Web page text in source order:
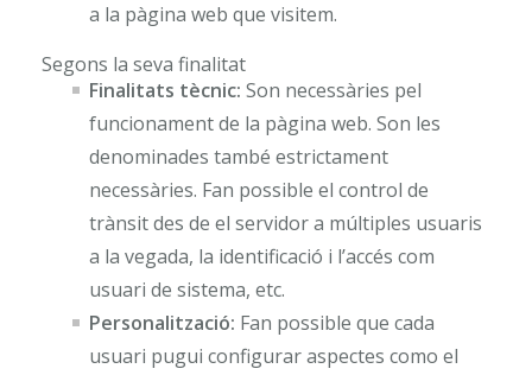
a la pàgina web que visitem.
Segons la seva finalitat
Finalitats tècnic: Son necessàries pel
funcionament de la pàgina web. Son les
denominades també estrictament
necessàries. Fan possible el control de
trànsit des de el servidor a múltiples usuaris
a la vegada, la identificació i l’accés com
usuari de sistema, etc.
Personalització: Fan possible que cada
usuari pugui configurar aspectes como el